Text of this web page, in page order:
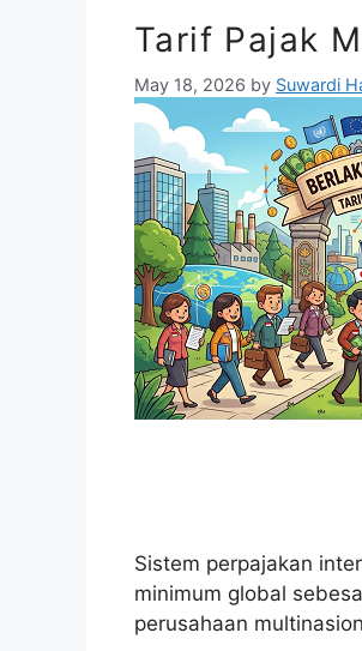
Tarif Pajak
May 18, 2026 by Suwardi
Sistem perpajakan
minimum global
perusahaan